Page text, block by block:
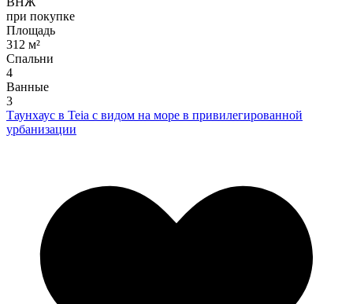
при покупке
Площадь
312 м²
Спальни
4
Ванные
3
Таунхаус в Teia с видом на море в привилегированной
урбанизации